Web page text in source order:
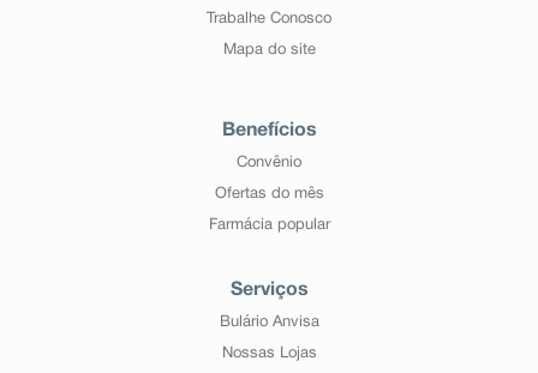
Trabalhe Conosco
Mapa do site
Benefícios
Convênio
Ofertas do mês
Farmácia popular
Serviços
Bulário Anvisa
Nossas Lojas